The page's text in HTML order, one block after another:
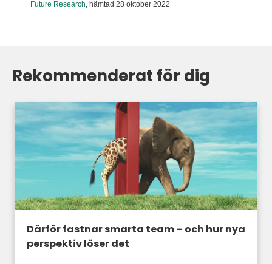
Future Research hämtad 28 oktober 2022
Rekommenderat för dig
Därför fastnar smarta team – och hur nya
perspektiv löser det